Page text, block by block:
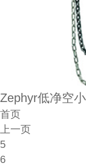
Zephyr低净空
首页
上一页
5
6